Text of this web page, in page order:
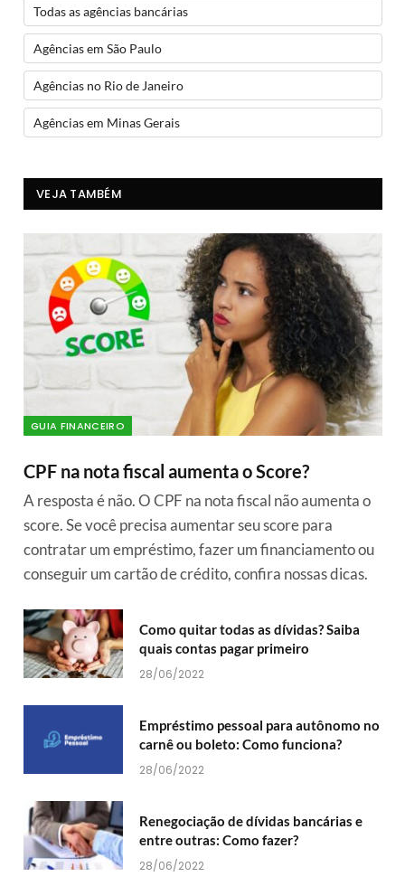
Todas as agências bancárias
Agências em São Paulo
Agências no Rio de Janeiro
Agências em Minas Gerais
VEJA TAMBÉM
GUIA FINANCEIRO
CPF na nota fiscal aumenta o Score?
A resposta é não. O CPF na nota fiscal não aumenta o
score. Se você precisa aumentar seu score para
contratar um empréstimo, fazer um financiamento ou
conseguir um cartão de crédito, confira nossas dicas.
Como quitar todas as dívidas? Saiba
quais contas pagar primeiro
28/06/2022
Empréstimo pessoal para autônomo no
carnê ou boleto: Como funciona?
28/06/2022
Renegociação de dívidas bancárias e
entre outras: Como fazer?
28/06/2022